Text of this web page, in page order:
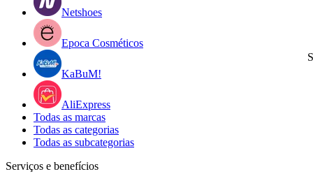
Netshoes
Epoca Cosméticos
KaBuM!
AliExpress
Todas as marcas
Todas as categorias
Todas as subcategorias
Serviços e benefícios